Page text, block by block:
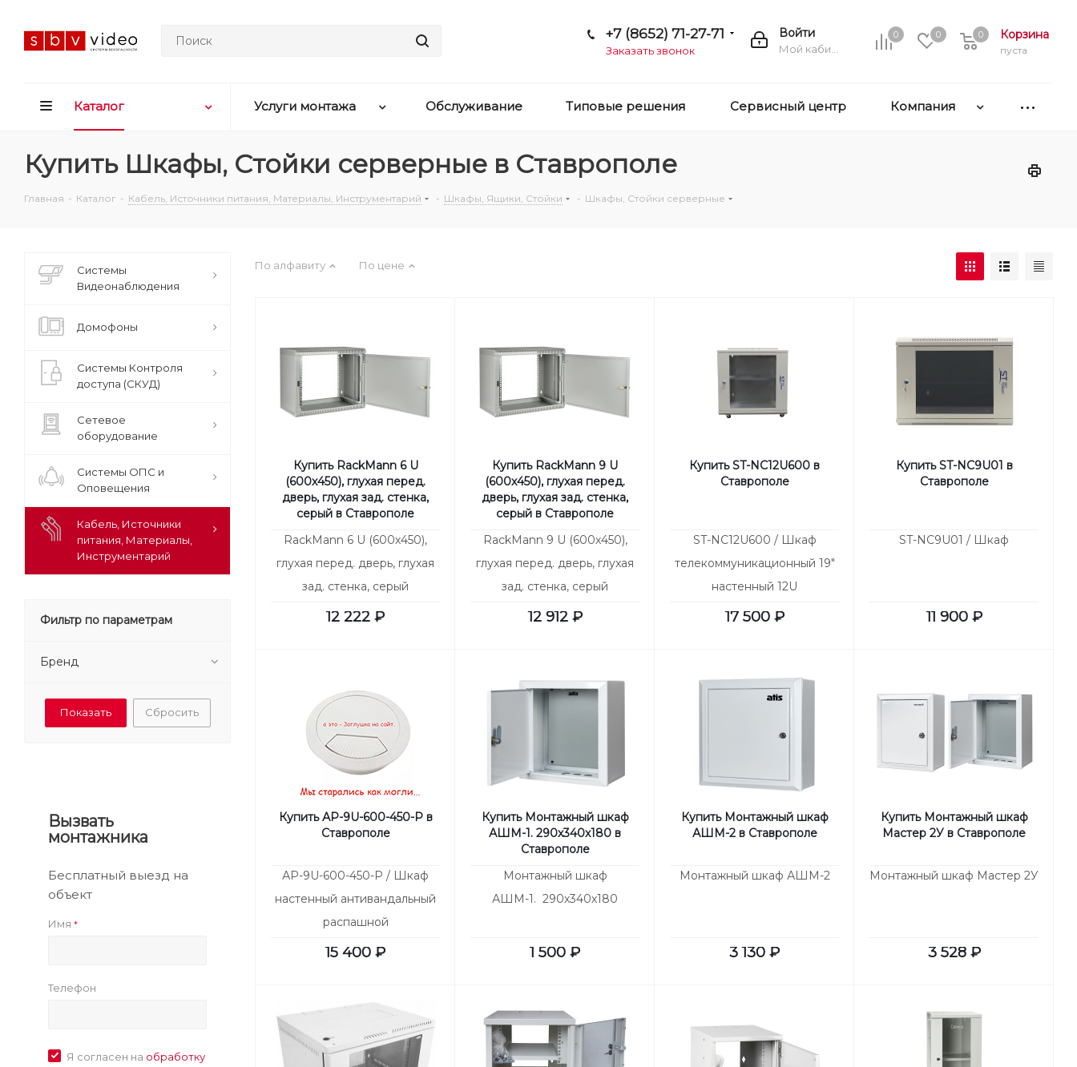
0 0 Корзина
пуста
0
Войти
+7 (8652) 71-27-71
Заказать звонок
Каталог Услуги монтажа Обслуживание Типовые решения Сервисный центр Компания
Купить Шкафы, Стойки серверные в Ставрополе
Главная - Каталог - Кабель, Источники питания, Материалы, Инструментарий - Шкафы, Ящики, Стойки - Шкафы, Стойки серверные
По алфавиту По цене
Купить RackMann 6 U
(600х450), глухая перед.
дверь, глухая зад. стенка,
серый в Ставрополе
RackMann 6 U (600х450),
глухая перед. дверь, глухая
зад. стенка, серый
12 222 ₽
Купить RackMann 9 U
(600х450), глухая перед.
дверь, глухая зад. стенка,
серый в Ставрополе
RackMann 9 U (600х450),
глухая перед. дверь, глухая
зад. стенка, серый
12 912₽
Купить ST-NC12U600 в
Ставрополе
ST-NC12U600 / Шкаф
телекоммуникационный 19"
настенный 12U
17 500₽
Купить ST-NC9U01 в
Ставрополе
ST-NC9U01 / Шкаф
11 900₽
Купить АР-9U-600-450-Р в
Ставрополе
АР-9U-600-450-Р / Шкаф
настенный антивандальный
распашной
15 400 ₽
Купить Монтажный шкаф
АШМ-1. 290х340х180 в
Ставрополе
Монтажный шкаф
АШМ-1. 290х340х180
1 500 ₽
Купить Монтажный шкаф
АШМ-2 в Ставрополе
Монтажный шкаф АШМ-2
3 130 ₽
Купить Монтажный шкаф
Мастер 2У в Ставрополе
Монтажный шкаф Мастер 2У
3 528₽
Системы
Видеонаблюдения
Домофоны
Системы Контроля
доступа (СКУД)
Сетевое
оборудование
Системы ОПС и
Оповещения
Кабель, Источники
питания, Материалы,
Инструментарий
Фильтр по параметрам
Бренд
Сбросить
Вызвать
монтажника
Бесплатный выезд на
объект
Имя *
Телефон
Я согласен на обработку